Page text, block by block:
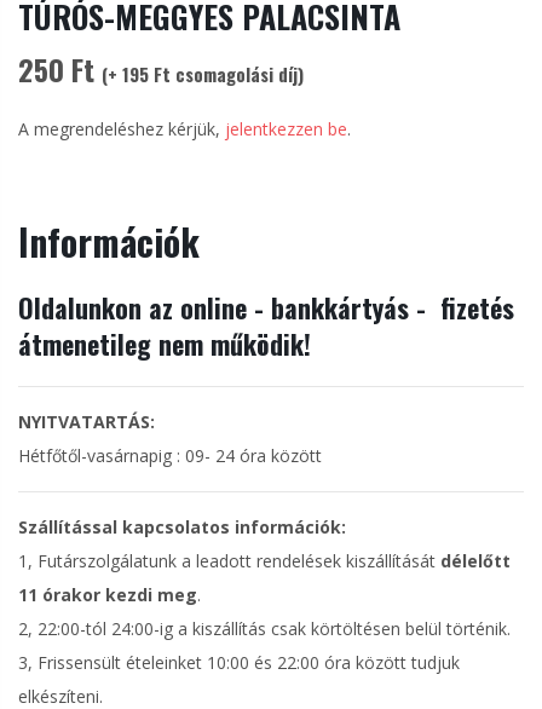
TÚRÓS-MEGGYES PALACSINTA
250 Ft (+ 195 Ft csomagolási díj)
A megrendeléshez kérjük, jelentkezzen be.
Információk
Oldalunkon az online - bankkártyás - fizetés
átmenetileg nem működik!
NYITVATARTÁS:
Hétfőtől-vasárnapig : 09- 24 óra között
Szállítással kapcsolatos információk:
1, Futárszolgálatunk a leadott rendelések kiszállítását délelőtt
11 órakor kezdi meg.
2, 22:00-tól 24:00-ig a kiszállítás csak körtöltésen belül történik.
3, Frissensült ételeinket 10:00 és 22:00 óra között tudjuk
elkészíteni.